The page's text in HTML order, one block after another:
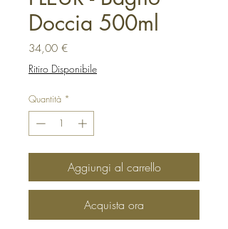
Doccia 500ml
34,00 €Prezzo
Ritiro Disponibile
Quantità *
Aggiungi al carrello
Acquista ora